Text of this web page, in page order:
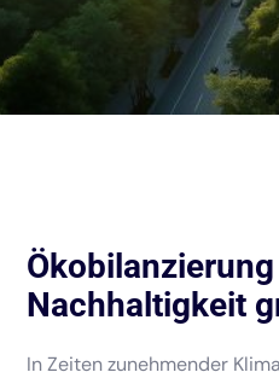
Nachhaltigkeit
In Zeiten zunehmender